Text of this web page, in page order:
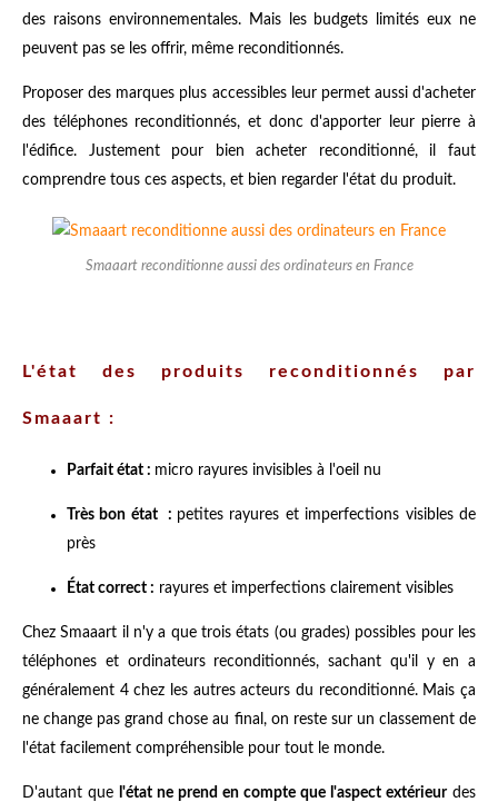
des raisons environnementales. Mais les budgets limités eux ne
peuvent pas se les offrir, même reconditionnés.
Proposer des marques plus accessibles leur permet aussi d'acheter
des téléphones reconditionnés, et donc d'apporter leur pierre à
l'édifice. Justement pour bien acheter reconditionné, il faut
comprendre tous ces aspects, et bien regarder l'état du produit.
Smaaart reconditionne aussi des ordinateurs en France
L'état des produits reconditionnés par
Smaaart :
Parfait état : micro rayures invisibles à l'oeil nu
Très bon état : petites rayures et imperfections visibles de
près
État correct : rayures et imperfections clairement visibles
Chez Smaaart il n'y a que trois états (ou grades) possibles pour les
téléphones et ordinateurs reconditionnés, sachant qu'il y en a
généralement 4 chez les autres acteurs du reconditionné. Mais ça
ne change pas grand chose au final, on reste sur un classement de
l'état facilement compréhensible pour tout le monde.
D'autant que l'état ne prend en compte que l'aspect extérieurdes